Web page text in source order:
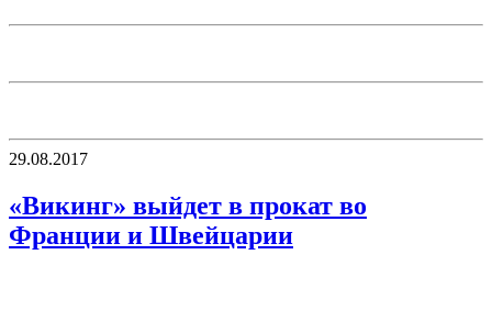
29.08.2017
«Викинг» выйдет в прокат во
Франции и Швейцарии